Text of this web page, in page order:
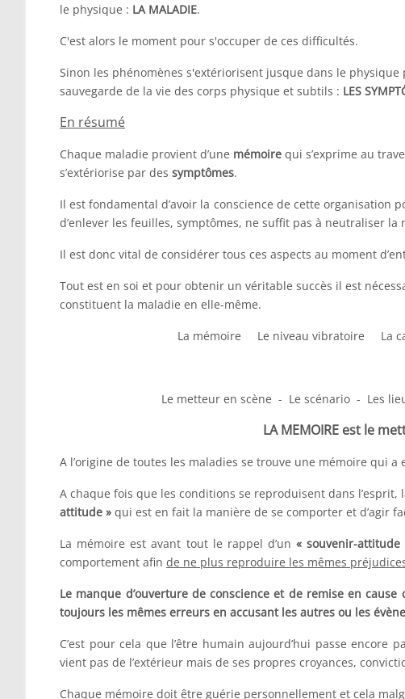
le physique : LA MALADIE.
C'est alors le moment pour s'occuper de ces difficultés.
Sinon les phénomènes s'extériorisent jusque dans le
sauvegarde de la vie des corps physique et subtils : LES
En résumé
Chaque maladie provient d’une mémoire qui s’exprime au
s’extériorise par des symptômes.
Il est fondamental d’avoir la conscience de cette organisation
d’enlever les feuilles, symptômes, ne suffit pas à neutraliser la
Il est donc vital de considérer tous ces aspects au moment
Tout est en soi et pour obtenir un véritable succès il est
constituent la maladie en elle-même.
La mémoire Le niveau vibratoire La
Le metteur en scène - Le scénario - Les
LA MEMOIRE est le
A l’origine de toutes les maladies se trouve une mémoire qui a
A chaque fois que les conditions se reproduisent dans l’esprit,
attitude » qui est en fait la manière de se comporter et d’agir
La mémoire est avant tout le rappel d’un« souvenir-attitude
comportement afin de ne plus reproduire les mêmes
Le manque d’ouverture de conscience et de remise en
toujours les mêmes erreurs en accusant les autres ou les
C’est pour cela que l’être humain aujourd’hui passe
vient pas de l’extérieur mais de ses propres croyances,
Chaque mémoire doit être guérie personnellement et cela